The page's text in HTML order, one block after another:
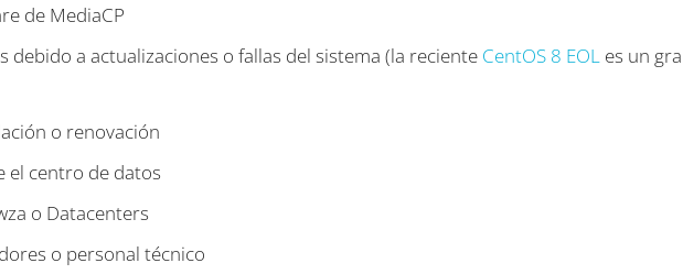
de MediaCP
debido a actualizaciones o fallas del sistema (la reciente CentOS 8 EOL es un
o renovación
el centro de datos
o Datacenters
o personal técnico